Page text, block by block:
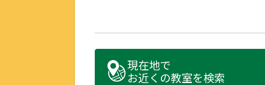
現在地で
お近くの教室を検索